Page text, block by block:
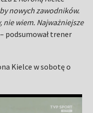
nowych zawodników.
nie wiem. Najważniejsze
podsumował trener
Kielce w sobotę o